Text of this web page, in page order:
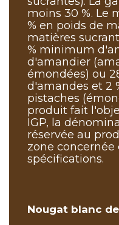
moins 30 %. Le
% en poids de
matières
% minimum
d'amandier
émondées) ou
d'amandes et 2
pistaches
produit fait
IGP, la
réservée au
zone
spécifications.
Nougat blanc